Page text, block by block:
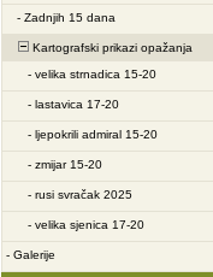
- Zadnjih 15 dana
Kartografski prikazi opažanja
- velika strnadica 15-20
- lastavica 17-20
- ljepokrili admiral 15-20
- zmijar 15-20
- rusi svračak 2025
- velika sjenica 17-20
- Galerije